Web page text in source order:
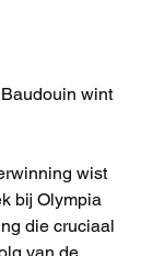
wint
wist
bij Olympia
die cruciaal